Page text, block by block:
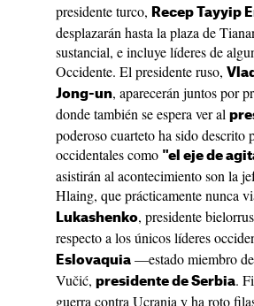
presidente turco, Recep Tayyip
desplazarán hasta la plaza de
sustancial, e incluye líderes de
Occidente. El presidente ruso,
Jong-un, aparecerán juntos por
donde también se espera ver al
poderoso cuarteto ha sido
occidentales como "el eje de
asistirán al acontecimiento son la
Hlaing, que prácticamente nunca
Lukashenko, presidente
respecto a los únicos líderes
Eslovaquia —estado miembro
Vučić, presidente de Serbia.
guerra contra Ucrania y ha roto